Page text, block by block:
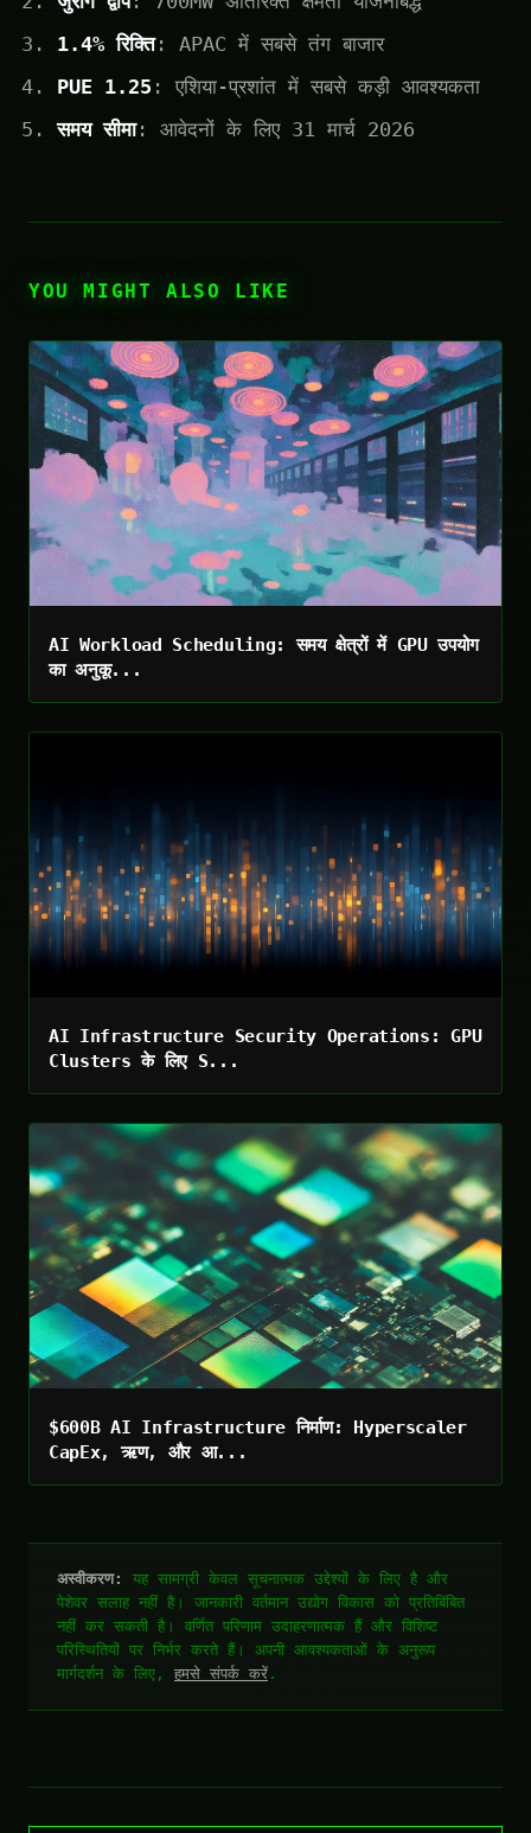
1.4% रिक्ति: APAC में सबसे तंग बाजार
PUE 1.25 : एशिया-प्रशांत में सबसे कड़ी आवश्यकता
समय सीमा: आवेदनों के लिए 31 मार्च 2026
YOU MIGHT ALSO LIKE
AI Workload Scheduling: समय क्षेत्रों में GPU उपयोग
का अनुकू...
AI Infrastructure Security Operations: GPU
Clusters के लिए S...
$600B AI Infrastructure निर्माण: Hyperscaler
CapEx, ऋण, और आ...
अस्वीकरण:
यह सामग्री केवल सूचनात्मक उद्देश्यों के लिए है और
पेशेवर सलाह नहीं है। जानकारी वर्तमान उद्योग विकास को प्रतिबिंबित
नहीं कर सकती है। वर्णित परिणाम उदाहरणात्मक हैं और विशिष्ट
परिस्थितियों पर निर्भर करते हैं। अपनी आवश्यकताओं के अनुरूप
मार्गदर्शन के लिए, हमसे संपर्क करें .